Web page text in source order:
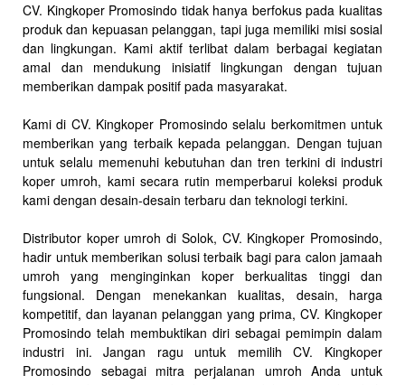
CV. Kingkoper Promosindo tidak hanya berfokus pada kualitas
produk dan kepuasan pelanggan, tapi juga memiliki misi sosial
dan lingkungan. Kami aktif terlibat dalam berbagai kegiatan
amal dan mendukung inisiatif lingkungan dengan tujuan
memberikan dampak positif pada masyarakat.
Kami di CV. Kingkoper Promosindo selalu berkomitmen untuk
memberikan yang terbaik kepada pelanggan. Dengan tujuan
untuk selalu memenuhi kebutuhan dan tren terkini di industri
koper umroh, kami secara rutin memperbarui koleksi produk
kami dengan desain-desain terbaru dan teknologi terkini.
Distributor koper umroh di Solok, CV. Kingkoper Promosindo,
hadir untuk memberikan solusi terbaik bagi para calon jamaah
umroh yang menginginkan koper berkualitas tinggi dan
fungsional. Dengan menekankan kualitas, desain, harga
kompetitif, dan layanan pelanggan yang prima, CV. Kingkoper
Promosindo telah membuktikan diri sebagai pemimpin dalam
industri ini. Jangan ragu untuk memilih CV. Kingkoper
Promosindo sebagai mitra perjalanan umroh Anda untuk